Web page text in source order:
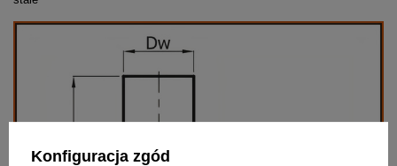
Konfiguracja zgód